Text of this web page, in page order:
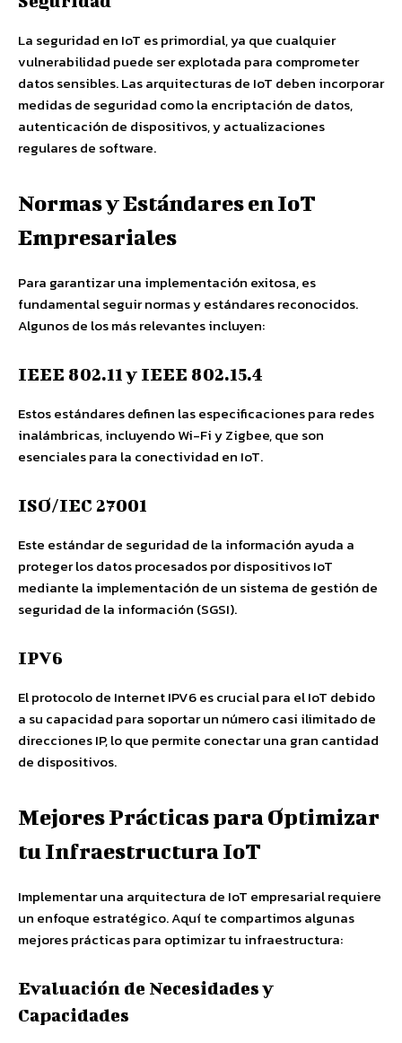
La seguridad en IoT es primordial, ya que cualquier
vulnerabilidad puede ser explotada para comprometer
datos sensibles. Las arquitecturas de IoT deben incorporar
medidas de seguridad como la encriptación de datos,
autenticación de dispositivos, y actualizaciones
regulares de software.
Normas y Estándares en IoT
Empresariales
Para garantizar una implementación exitosa, es
fundamental seguir normas y estándares reconocidos.
Algunos de los más relevantes incluyen:
IEEE 802.11 y IEEE 802.15.4
Estos estándares definen las especificaciones para redes
inalámbricas, incluyendo Wi-Fi y Zigbee, que son
esenciales para la conectividad en IoT.
ISO/IEC 27001
Este estándar de seguridad de la información ayuda a
proteger los datos procesados por dispositivos IoT
mediante la implementación de un sistema de gestión de
seguridad de la información (SGSI).
IPV6
El protocolo de Internet IPV6 es crucial para el IoT debido
a su capacidad para soportar un número casi ilimitado de
direcciones IP, lo que permite conectar una gran cantidad
de dispositivos.
Mejores Prácticas para Optimizar
tu Infraestructura IoT
Implementar una arquitectura de IoT empresarial requiere
un enfoque estratégico. Aquí te compartimos algunas
mejores prácticas para optimizar tu infraestructura:
Evaluación de Necesidades y
Capacidades